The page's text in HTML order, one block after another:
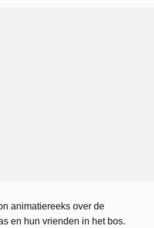
animatiereeks over de
en hun vrienden in het bos.